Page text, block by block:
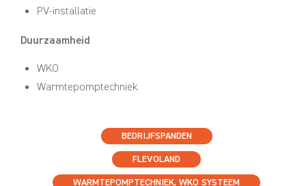
PV-installatie
Duurzaamheid
WKO
Warmtepomptechniek
BEDRIJFSPANDEN
FLEVOLAND
WARMTEPOMPTECHNIEK, WKO SYSTEEM